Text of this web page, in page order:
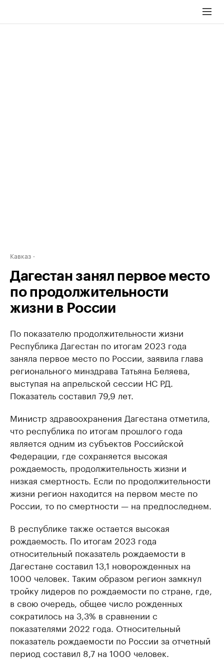
Кавказ
Дагестан занял первое место
по продолжительности
жизни в России
По показателю продолжительности жизни
Республика Дагестан по итогам 2023 года
заняла первое место по России, заявила глава
регионального минздрава Татьяна Беляева,
выступая на апрельской сессии НС РД.
Показатель составил 79,9 лет.
Министр здравоохранения Дагестана отметила,
что республика по итогам прошлого года
является одним из субъектов Российской
Федерации, где сохраняется высокая
рождаемость, продолжительность жизни и
низкая смертность. Если по продолжительности
жизни регион находится на первом месте по
России, то по смертности — на предпоследнем.
В республике также остается высокая
рождаемость. По итогам 2023 года
относительный показатель рождаемости в
Дагестане составил 13,1 новорожденных на
1000 человек. Таким образом регион замкнул
тройку лидеров по рождаемости по стране, где,
в свою очередь, общее число рожденных
сократилось на 3,3% в сравнении с
показателями 2022 года. Относительный
показатель рождаемости по России за отчетный
период составил 8,7 на 1000 человек.